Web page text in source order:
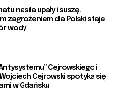
nasila upały i suszę.
zagrożeniem dla Polski staje
wody
Cejrowskiego i
Cejrowski spotyka się
w Gdańsku